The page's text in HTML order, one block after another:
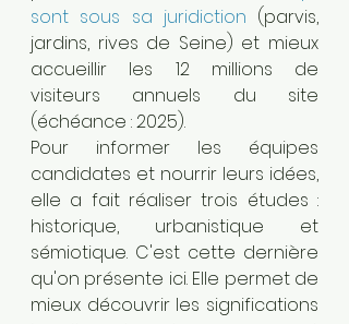
sont sous sa juridiction (parvis,
jardins, rives de Seine) et mieux
accueillir les 12 millions de
visiteurs annuels du site
(échéance : 2025).
Pour informer les équipes
candidates et nourrir leurs idées,
elle a fait réaliser trois études :
historique, urbanistique et
sémiotique. C'est cette dernière
qu'on présente ici. Elle permet de
mieux découvrir les significations